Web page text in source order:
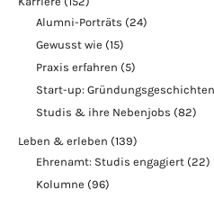
Alumni-Porträts (24)
Gewusst wie (15)
Praxis erfahren (5)
Start-up: Gründungsgeschichten
Studis & ihre Nebenjobs (82)
Leben & erleben (139)
Ehrenamt: Studis engagiert (22)
Kolumne (96)